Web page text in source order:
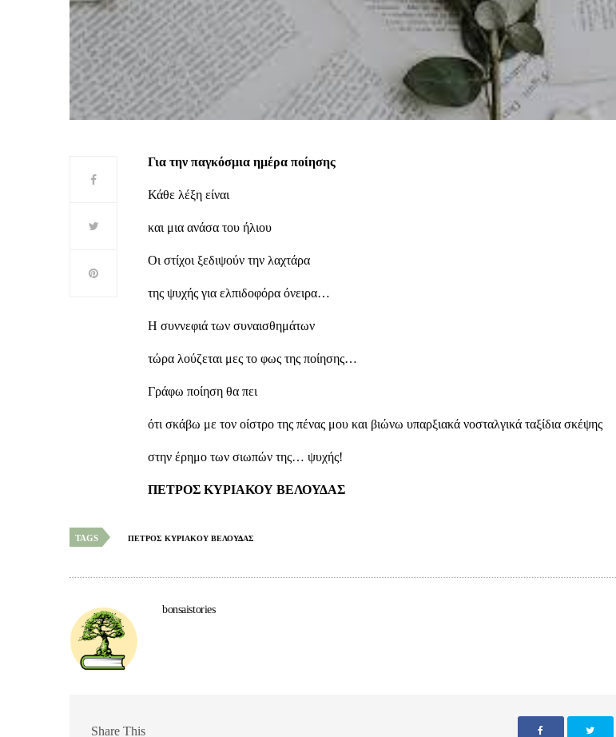
Για την παγκόσμια ημέρα ποίησης
Κάθε λέξη είναι
και μια ανάσα του ήλιου
Οι στίχοι ξεδιψούν την λαχτάρα
της ψυχής για ελπιδοφόρα όνειρα…
Η συννεφιά των συναισθημάτων
τώρα λούζεται μες το φως της ποίησης…
Γράφω ποίηση θα πει
ότι σκάβω με τον οίστρο της πένας μου και βιώνω υπαρξιακά νοσταλγικά ταξίδια σκέψης
στην έρημο των σιωπών της… ψυχής!
ΠΕΤΡΟΣ ΚΥΡΙΑΚΟΥ ΒΕΛΟΥΔΑΣ
TAGS ΠΕΤΡΟΣ ΚΥΡΙΑΚΟΥ ΒΕΛΟΥΔΑΣ
bonsaistories
Share This